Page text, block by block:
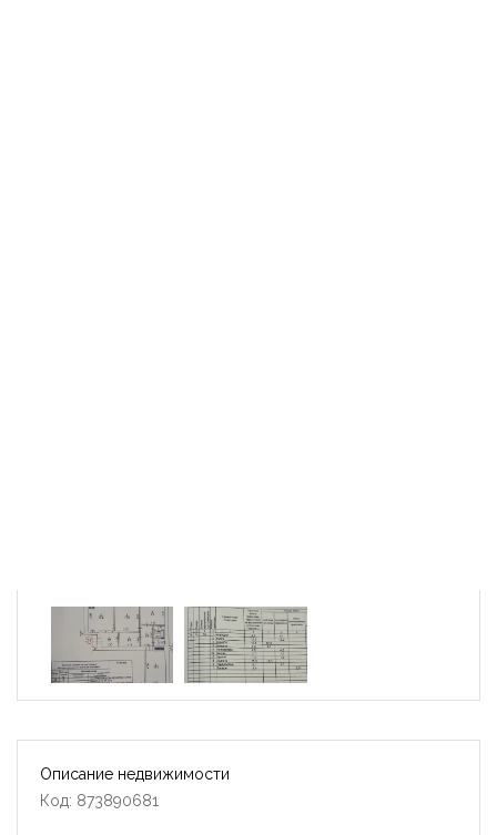
Описание недвижимости
Код: 873890681